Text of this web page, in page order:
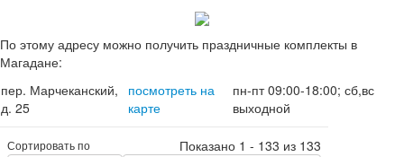
По этому адресу можно получить праздничные комплекты в
Магадане:
пер. Марчеканский,
д. 25
посмотреть на
карте
пн-пт 09:00-18:00; сб,вс
выходной
Сортировать по
Показано 1 - 133 из 133